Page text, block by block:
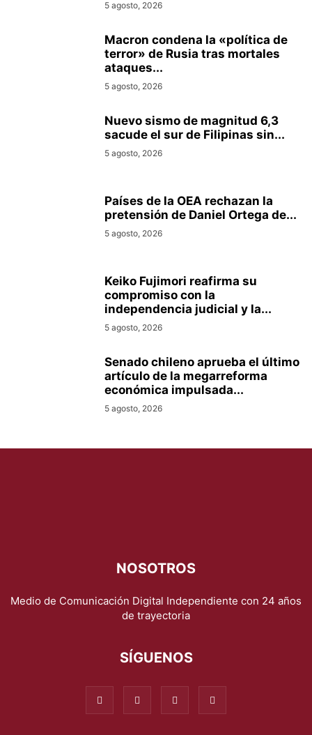
5 agosto, 2026
Macron condena la «política de
terror» de Rusia tras mortales
ataques...
5 agosto, 2026
Nuevo sismo de magnitud 6,3
sacude el sur de Filipinas sin...
5 agosto, 2026
Países de la OEA rechazan la
pretensión de Daniel Ortega de...
5 agosto, 2026
Keiko Fujimori reafirma su
compromiso con la
independencia judicial y la...
5 agosto, 2026
Senado chileno aprueba el último
artículo de la megarreforma
económica impulsada...
5 agosto, 2026
NOSOTROS
Medio de Comunicación Digital Independiente con 24 años
de trayectoria
SÍGUENOS